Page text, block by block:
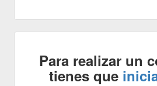
Para realizar un
tienes que